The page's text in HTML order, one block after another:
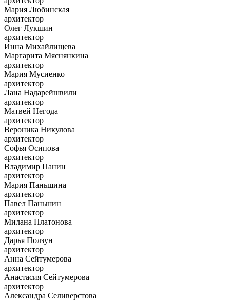
Мария Любинская
архитектор
Олег Лукшин
архитектор
Инна Михайлищева
Маргарита Мяснянкина
архитектор
Мария Мусиенко
архитектор
Лана Надарейшвили
архитектор
Матвей Негода
архитектор
Вероника Никулова
архитектор
Софья Осипова
архитектор
Владимир Панин
архитектор
Мария Паньшина
архитектор
Павел Паньшин
архитектор
Милана Платонова
архитектор
Дарья Ползун
архитектор
Анна Сейтумерова
архитектор
Анастасия Сейтумерова
архитектор
Александра Селиверстова